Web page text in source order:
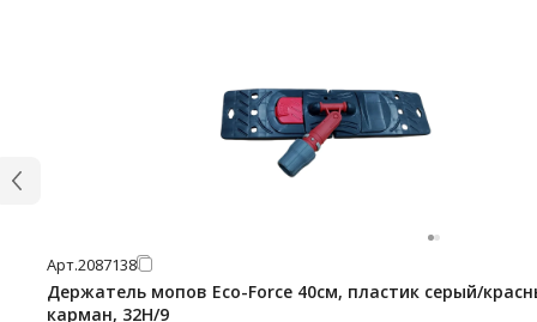
Арт.2087138
Держатель мопов Eco-Force 40см, пластик серый/
карман, 32H/9